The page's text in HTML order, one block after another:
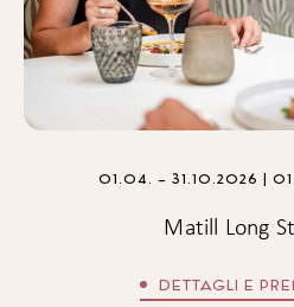
01.04. – 31.10.2026 |
Matill Long
DETTAGLI E